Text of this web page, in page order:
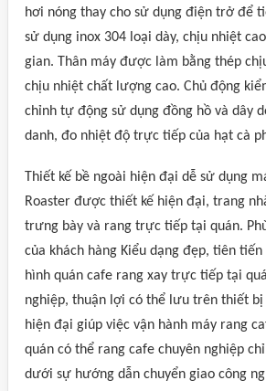
hơi nóng thay cho sử dụng điện trở để
sử dụng inox 304 loại dày, chịu nhiệt
gian. Thân máy được làm bằng thép
chịu nhiệt chất lượng cao. Chủ động
chỉnh tự động sử dụng đồng hồ và dây
danh, đo nhiệt độ trực tiếp của hạt cà
Thiết kế bề ngoài hiện đại dễ sử dụng
Roaster được thiết kế hiện đại, trang
trưng bày và rang trực tiếp tại quán.
của khách hàng Kiểu dạng đẹp, tiên
hình quán cafe rang xay trực tiếp tại
nghiệp, thuận lợi có thể lưu trên thiết bị
hiện đại giúp việc vận hành máy rang
quán có thể rang cafe chuyên nghiệp
dưới sự hướng dẫn chuyển giao công